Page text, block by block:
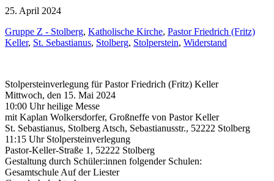
25. April 2024
Gruppe Z - Stolberg, Katholische Kirche, Pastor Friedrich (Fritz)
Keller, St. Sebastianus, Stolberg, Stolperstein, Widerstand
Stolpersteinverlegung für Pastor Friedrich (Fritz) Keller
Mittwoch, den 15. Mai 2024
10:00 Uhr heilige Messe
mit Kaplan Wolkersdorfer, Großneffe von Pastor Keller
St. Sebastianus, Stolberg Atsch, Sebastianusstr., 52222 Stolberg
11:15 Uhr Stolpersteinverlegung
Pastor-Keller-Straße 1, 52222 Stolberg
Gestaltung durch Schüler:innen folgender Schulen:
Gesamtschule Auf der Liester